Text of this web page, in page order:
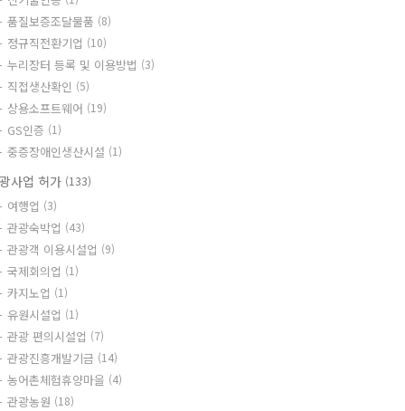
품질보증조달물품 (8)
정규직전환기업 (10)
누리장터 등록 및 이용방법 (3)
직접생산확인 (5)
상용소프트웨어 (19)
GS인증 (1)
중증장애인생산시설 (1)
사업 허가 (133)
여행업 (3)
관광숙박업 (43)
관광객 이용시설업 (9)
국제회의업 (1)
카지노업 (1)
유원시설업 (1)
관광 편의시설업 (7)
관광진흥개발기금 (14)
농어촌체험휴양마을 (4)
관광농원 (18)